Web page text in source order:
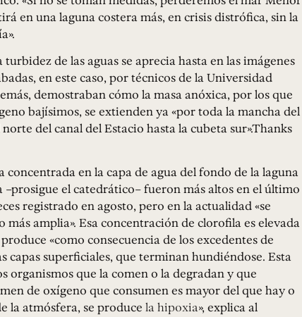
en una laguna costera más, en crisis distrófica, sin la
de las aguas se aprecia hasta en las imágenes
en este caso, por técnicos de la Universidad
demostraban cómo la masa anóxica, por los que
bajísimos, se extienden ya «por toda la mancha del
del canal del Estacio hasta la cubeta sur».Thanks
en la capa de agua del fondo de la laguna
–prosigue el catedrático– fueron más altos en el último
registrado en agosto, pero en la actualidad «se
amplia». Esa concentración de clorofila es elevada
«como consecuencia de los excedentes de
capas superficiales, que terminan hundiéndose. Esta
organismos que la comen o la degradan y que
de oxígeno que consumen es mayor del que hay o
la atmósfera, se produce la hipoxia», explica al